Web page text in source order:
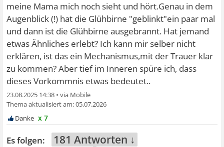
meine Mama mich noch sieht und hört.Genau in dem
Augenblick (!) hat die Glühbirne "geblinkt"ein paar mal
und dann ist die Glühbirne ausgebrannt. Hat jemand
etwas Ähnliches erlebt? Ich kann mir selber nicht
erklären, ist das ein Mechanismus,mit der Trauer klar
zu kommen? Aber tief im Inneren spüre ich, dass
dieses Vorkommnis etwas bedeutet..
23.08.2025 14:38 •
05.07.2026
x 7
181 Antworten ↓